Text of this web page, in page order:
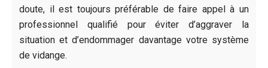
doute, il est toujours préférable de faire appel à un
professionnel qualifié pour éviter d’aggraver la
situation et d’endommager davantage votre système
de vidange.